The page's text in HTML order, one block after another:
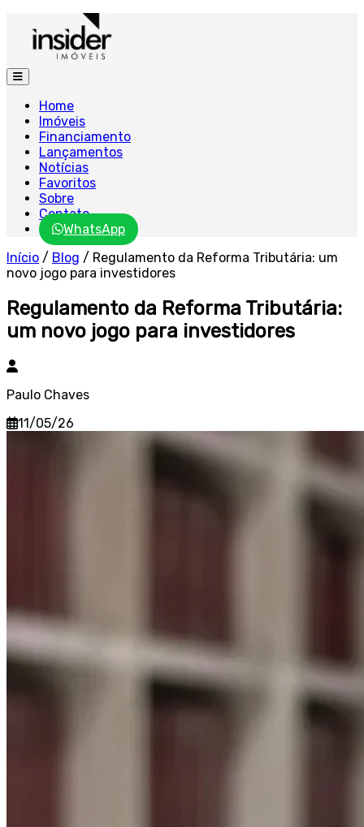
Home
Imóveis
Financiamento
Lançamentos
Notícias
Favoritos
Sobre
Contato
WhatsApp
Início / Blog / Regulamento da Reforma Tributária: um
novo jogo para investidores
Regulamento da Reforma Tributária:
um novo jogo para investidores
Paulo Chaves
11/05/26